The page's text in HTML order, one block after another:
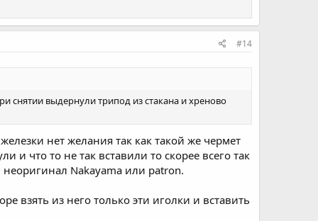
#14
снятии выдернули трипод из стакана и хреново
нет желания так как такой же чермет
и что то не так вставили то скорее всего так
Nakayama или patron.
взять из него только эти иголки и вставить